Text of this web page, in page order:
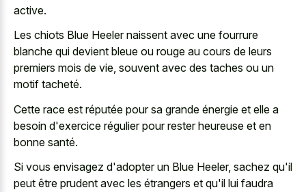
active.
Les chiots Blue Heeler naissent avec une fourrure
blanche qui devient bleue ou rouge au cours de leurs
premiers mois de vie, souvent avec des taches ou un
motif tacheté.
Cette race est réputée pour sa grande énergie et elle a
besoin d'exercice régulier pour rester heureuse et en
bonne santé.
Si vous envisagez d'adopter un Blue Heeler, sachez qu'il
peut être prudent avec les étrangers et qu'il lui faudra